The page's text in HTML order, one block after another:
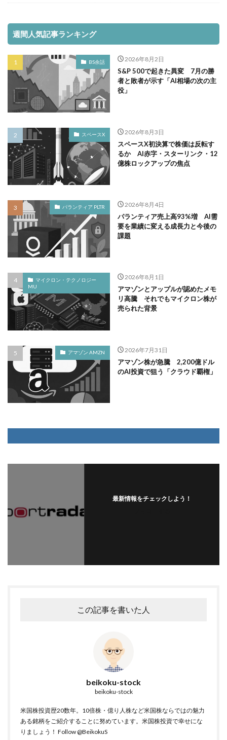
週間人気記事ランキング
BS余話 2026年8月2日
S&P 500で起きた異変 7月の勝
者と敗者が示す「AI相場の次の主
役」
スペースX 2026年8月3日
スペースX初決算で株価は反転す
るか AI赤字・スターリンク・12
億株ロックアップの焦点
パランティア PLTR 2026年8月4日
パランティア売上高93%増 AI需
要を業績に変える成長力と今後の
課題
マイクロン・テクノロジー
MU
2026年8月1日
アマゾンとアップルが認めたメモ
リ高騰 それでもマイクロン株が
売られた背景
アマゾン AMZN 2026年7月31日
アマゾン株が急騰 2,200億ドル
のAI投資で狙う「クラウド覇権」
最新情報をチェックしよう！
この記事を書いた人
beikoku-stock
beikoku-stock
米国株投資歴20数年。10倍株・億り人株など米国株ならではの魅力
ある銘柄をご紹介することに努めています。米国株投資で幸せにな
りましょう！ Follow @BeikokuS